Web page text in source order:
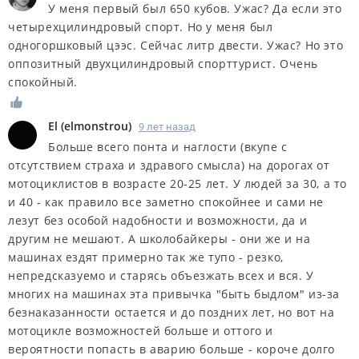
У меня первый был 650 кубов. Ужас? Да если это
четырехцилиндровый спорт. Но у меня был
одногоршковый цээс. Сейчас литр двести. Ужас? Но это
оппозитный двухцилиндровый спорттурист. Очень
спокойный.
El (elmonstrou) 9 лет назад
Больше всего понта и наглости (вкупе с
отсутствием страха и здравого смысла) на дорогах от
мотоциклистов в возрасте 20-25 лет. У людей за 30, а то
и 40 - как правило все заметно спокойнее и сами не
лезут без особой надобности и возможности, да и
другим не мешают. А школобайкеры - они же и на
машинах ездят примерно так же тупо - резко,
непредсказуемо и старясь объезжать всех и вся. У
многих на машинах эта привычка "быть быдлом" из-за
безнаказанности остается и до поздних лет, но вот на
мотоцикле возможностей больше и оттого и
вероятности попасть в аварию больше - короче долго